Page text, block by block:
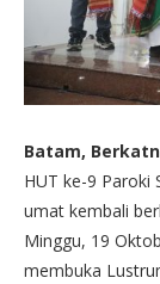
Batam,
HUT ke-9 Paroki
umat kembali
Minggu, 19
membuka